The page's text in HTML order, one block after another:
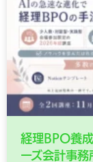
経理BPO養
ーズ会計事